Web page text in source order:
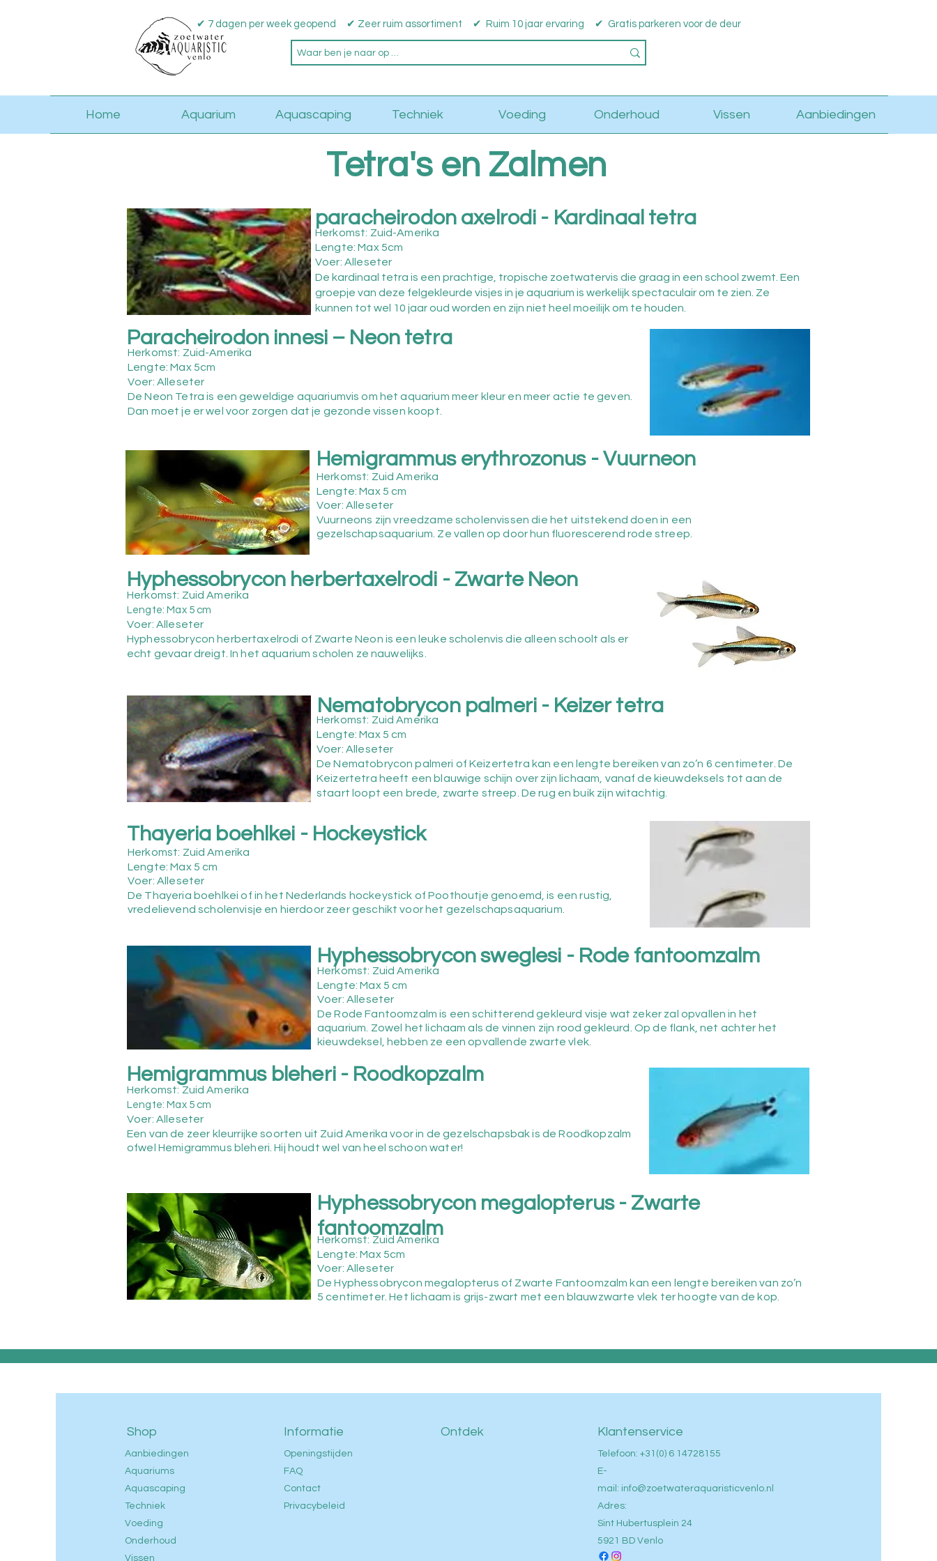
✔ 7 dagen per week geopend ✔ Zeer ruim assortiment ✔ Ruim 10 jaar ervaring ✔ Gratis parkeren voor de deur
Home Aquarium Aquascaping Techniek Voeding Onderhoud Vissen Aanbiedingen
Tetra's en Zalmen
Herkomst: Zuid-Amerika
Lengte: Max 5cm
Voer: Alleseter
De kardinaal tetra is een prachtige, tropische zoetwatervis die graag in een school zwemt. Een
groepje van deze felgekleurde visjes in je aquarium is werkelijk spectaculair om te zien. Ze
kunnen tot wel 10 jaar oud worden en zijn niet heel moeilijk om te houden.
paracheirodon axelrodi - Kardinaal tetra
Paracheirodon innesi – Neon tetra
Herkomst: Zuid-Amerika
Lengte: Max 5cm
Voer: Alleseter
De Neon Tetra is een geweldige aquariumvis om het aquarium meer kleur en meer actie te geven.
Dan moet je er wel voor zorgen dat je gezonde vissen koopt.
Hemigrammus erythrozonus - Vuurneon
Herkomst: Zuid Amerika
Lengte: Max 5cm
Voer: Alleseter
Vuurneons zijn vreedzame scholenvissen die het uitstekend doen in een
gezelschapsaquarium. Ze vallen op door hun fluorescerend rode streep.
Hyphessobrycon herbertaxelrodi - Zwarte Neon
Herkomst: Zuid Amerika
Lengte: Max 5cm
Voer: Alleseter
Hyphessobrycon herbertaxelrodi of Zwarte Neon is een leuke scholenvis die alleen schoolt als er
echt gevaar dreigt. In het aquarium scholen ze nauwelijks.
Nematobrycon palmeri - Keizer tetra
Herkomst: Zuid Amerika
Lengte: Max 5 cm
Voer: Alleseter
De Nematobrycon palmeri of Keizertetra kan een lengte bereiken van zo’n 6 centimeter. De
Keizertetra heeft een blauwige schijn over zijn lichaam, vanaf de kieuwdeksels tot aan de
staart loopt een brede, zwarte streep. De rug en buik zijn witachtig.
Thayeria boehlkei - Hockeystick
Herkomst: Zuid Amerika
Lengte: Max 5 cm
Voer: Alleseter
De Thayeria boehlkei of in het Nederlands hockeystick of Poothoutje genoemd, is een rustig,
vredelievend scholenvisje en hierdoor zeer geschikt voor het gezelschapsaquarium.
Hyphessobrycon sweglesi - Rode fantoomzalm
Herkomst: Zuid Amerika
Lengte: Max 5 cm
Voer: Alleseter
De Rode Fantoomzalm is een schitterend gekleurd visje wat zeker zal opvallen in het
aquarium. Zowel het lichaam als de vinnen zijn rood gekleurd. Op de flank, net achter het
kieuwdeksel, hebben ze een opvallende zwarte vlek.
Hemigrammus bleheri - Roodkopzalm
Herkomst: Zuid Amerika
Lengte: Max 5 cm
Voer: Alleseter
Een van de zeer kleurrijke soorten uit Zuid Amerika voor in de gezelschapsbak is de Roodkopzalm
ofwel Hemigrammus bleheri. Hij houdt wel van heel schoon water!
Hyphessobrycon megalopterus - Zwarte
fantoomzalm
Herkomst: Zuid Amerika
Lengte: Max 5cm
Voer: Alleseter
De Hyphessobrycon megalopterus of Zwarte Fantoomzalm kan een lengte bereiken van zo’n
5 centimeter. Het lichaam is grijs-zwart met een blauwzwarte vlek ter hoogte van de kop.
Shop
Aanbiedingen
Aquariums
Aquascaping
Techniek
Voeding
Onderhoud
Vissen
Informatie
Openingstijden
FAQ
Contact
Privacybeleid
Ontdek Klantenservice
Telefoon: +31(0) 6 14728155
E-
mail: info@zoetwateraquaristicvenlo.nl
Adres:
Sint Hubertusplein 24
5921 BD Venlo